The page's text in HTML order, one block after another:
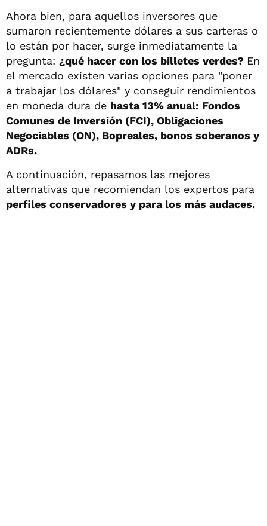
Ahora bien, para aquellos inversores que
sumaron recientemente dólares a sus carteras o
lo están por hacer, surge inmediatamente la
pregunta: ¿qué hacer con los billetes verdes? En
el mercado existen varias opciones para "poner
a trabajar los dólares" y conseguir rendimientos
en moneda dura de hasta 13% anual: Fondos
Comunes de Inversión (FCI), Obligaciones
Negociables (ON), Bopreales, bonos soberanos y
ADRs.
A continuación, repasamos las mejores
alternativas que recomiendan los expertos para
perfiles conservadores y para los más audaces.